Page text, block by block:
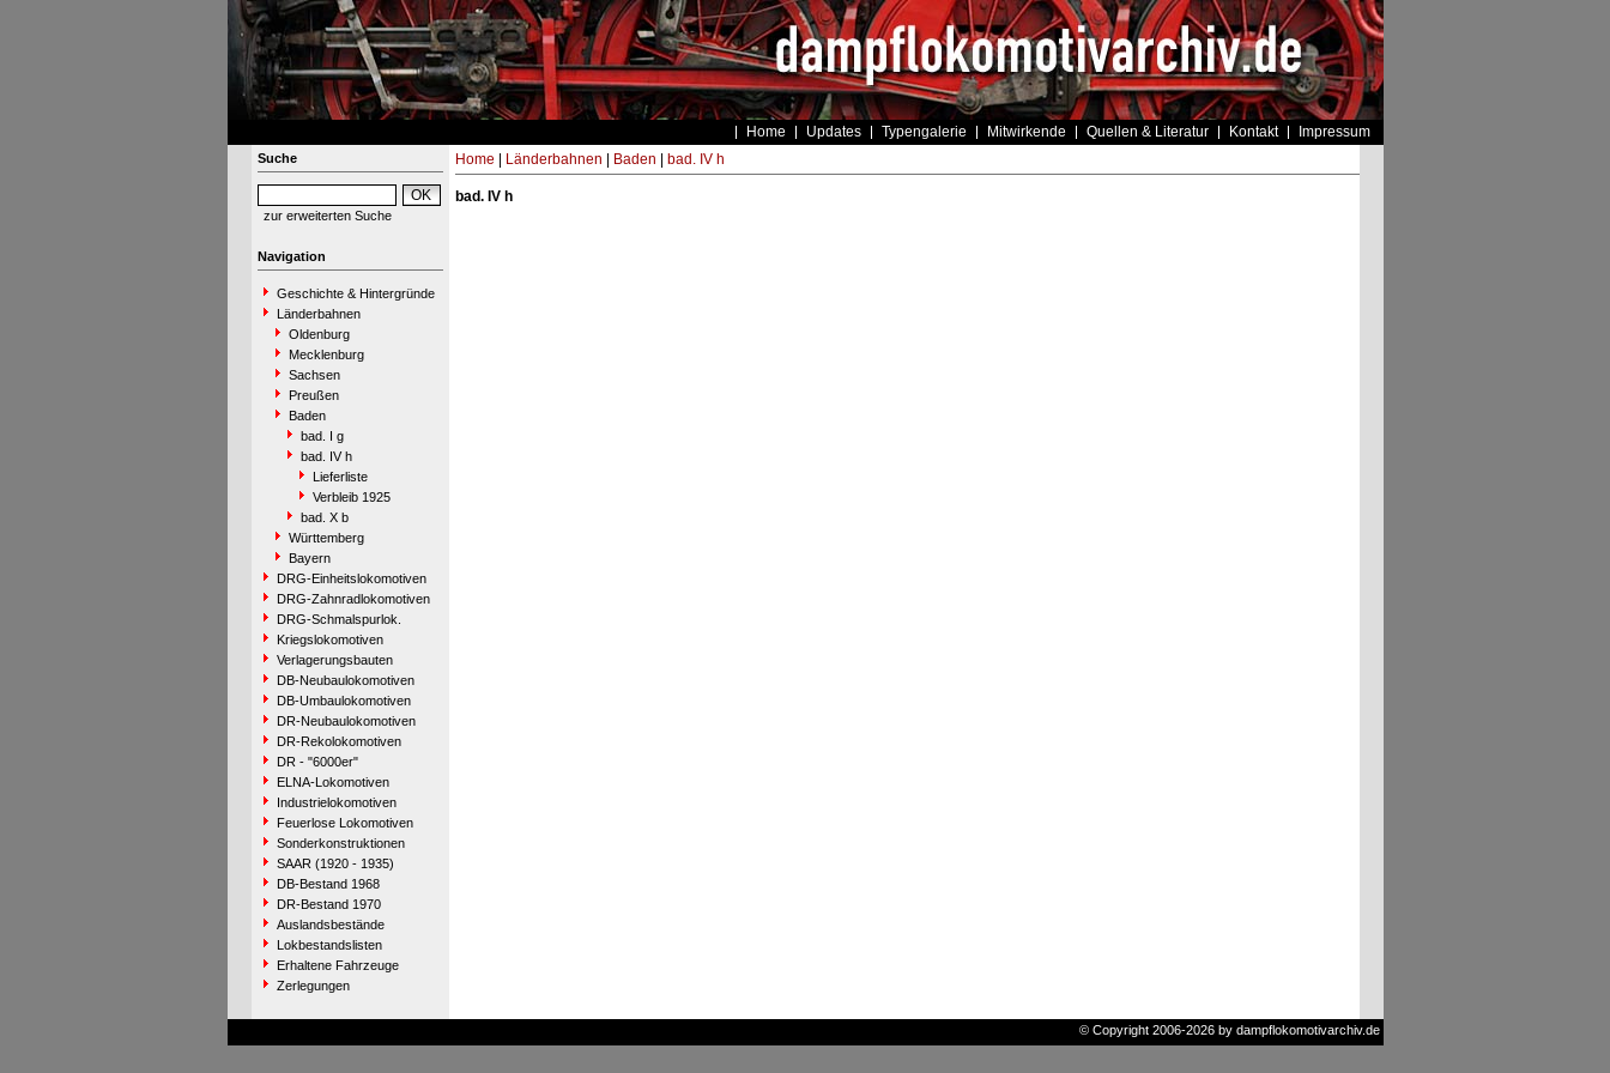
Home Updates Typengalerie Mitwirkende Quellen & Literatur Kontakt Impressum
Suche
zur erweiterten Suche
Navigation
Geschichte & Hintergründe
Länderbahnen
Oldenburg
Mecklenburg
Sachsen
Preußen
Baden
bad. I g
bad. IV h
Lieferliste
Verbleib 1925
bad. X b
Württemberg
Bayern
DRG-Einheitslokomotiven
DRG-Zahnradlokomotiven
DRG-Schmalspurlok.
Kriegslokomotiven
Verlagerungsbauten
DB-Neubaulokomotiven
DB-Umbaulokomotiven
DR-Neubaulokomotiven
DR-Rekolokomotiven
DR - "6000er"
ELNA-Lokomotiven
Industrielokomotiven
Feuerlose Lokomotiven
Sonderkonstruktionen
SAAR (1920 - 1935)
DB-Bestand 1968
DR-Bestand 1970
Auslandsbestände
Lokbestandslisten
Erhaltene Fahrzeuge
Zerlegungen
Home Länderbahnen Baden bad. IV h
bad. IV h
© Copyright 2006-2026 by dampflokomotivarchiv.de